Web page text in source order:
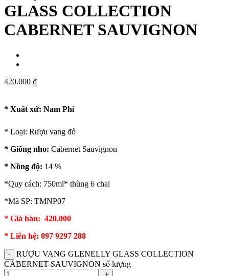
GLASS COLLECTION
CABERNET SAUVIGNON
420.000 ₫
* Xuất xứ: Nam Phi
* Loại: Rượu vang đỏ
* Giống nho: Cabernet Sauvignon
* Nồng độ: 14 %
*Quy cách: 750ml* thùng 6 chai
*Mã SP: TMNP07
* Giá bán: 420.000
* Liên hệ: 097 9297 288
RƯỢU VANG GLENELLY GLASS COLLECTION
CABERNET SAUVIGNON số lượng